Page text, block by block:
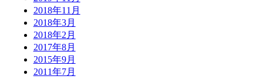
2018年11月
2018年3月
2018年2月
2017年8月
2015年9月
2011年7月